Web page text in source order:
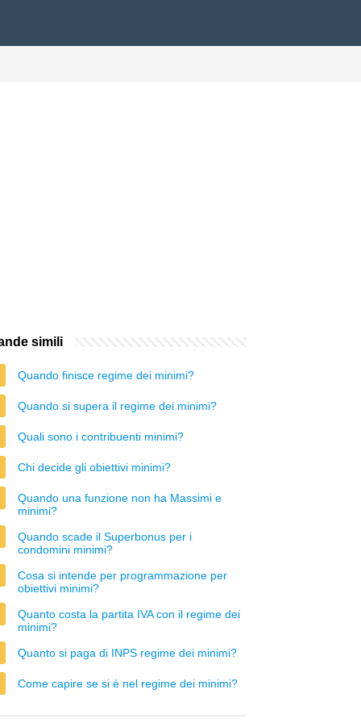
simili
Quando finisce regime dei minimi?
Quando si supera il regime dei minimi?
Quali sono i contribuenti minimi?
Chi decide gli obiettivi minimi?
Quando una funzione non ha Massimi e
minimi?
Quando scade il Superbonus per i
condomini minimi?
Cosa si intende per programmazione per
obiettivi minimi?
Quanto costa la partita IVA con il regime dei
minimi?
Quanto si paga di INPS regime dei minimi?
Come capire se si è nel regime dei minimi?